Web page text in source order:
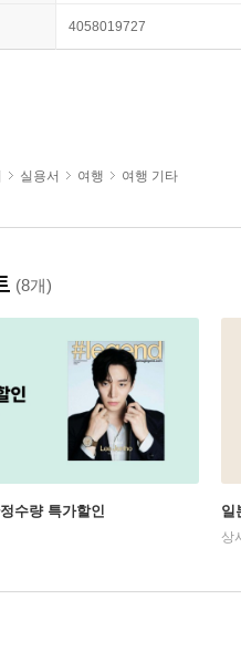
4058019727
실용서 여행 여행 기타
(8개)
수량 특가할인 일
상